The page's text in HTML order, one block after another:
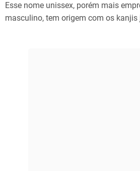
Esse nome unissex, porém mais
masculino, tem origem com os kanjis